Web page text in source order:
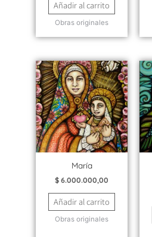
Añadir al carrito
Obras originales
María
$ 6.000.000,00
Añadir al carrito
Obras originales